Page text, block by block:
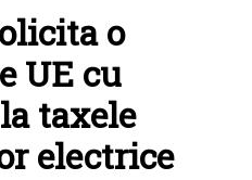
o
UE cu
taxele
electrice